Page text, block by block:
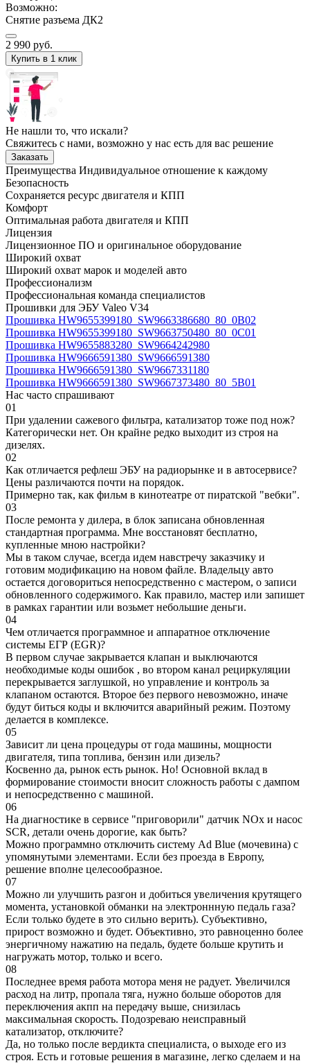
Возможно:
Снятие разъема ДК2
2 990 руб.
Купить в 1 клик
Не нашли то, что искали?
Свяжитесь с нами, возможно у нас есть для вас решение
Заказать
Преимущества Индивидуальное отношение к каждому
Безопасность
Сохраняется ресурс двигателя и КПП
Комфорт
Оптимальная работа двигателя и КПП
Лицензия
Лицензионное ПО и оригинальное оборудование
Широкий охват
Широкий охват марок и моделей авто
Профессионализм
Профессиональная команда специалистов
Прошивки для ЭБУ Valeo V34
Прошивка HW9655399180_SW9663386680_80_0B02
Прошивка HW9655399180_SW9663750480_80_0C01
Прошивка HW9655883280_SW9664242980
Прошивка HW9666591380_SW9666591380
Прошивка HW9666591380_SW9667331180
Прошивка HW9666591380_SW9667373480_80_5B01
Нас часто спрашивают
01
При удалении сажевого фильтра, катализатор тоже под нож?
Категорически нет. Он крайне редко выходит из строя на
дизелях.
02
Как отличается рефлеш ЭБУ на радиорынке и в автосервисе?
Цены различаются почти на порядок.
Примерно так, как фильм в кинотеатре от пиратской "вебки".
03
После ремонта у дилера, в блок записана обновленная
стандартная программа. Мне восстановят бесплатно,
купленные мною настройки?
Мы в таком случае, всегда идем навстречу заказчику и
готовим модификацию на новом файле. Владельцу авто
остается договориться непосредственно с мастером, о записи
обновленного содержимого. Как правило, мастер или запишет
в рамках гарантии или возьмет небольшие деньги.
04
Чем отличается программное и аппаратное отключение
системы ЕГР (EGR)?
В первом случае закрывается клапан и выключаются
необходимые коды ошибок , во втором канал рециркуляции
перекрывается заглушкой, но управление и контроль за
клапаном остаются. Второе без первого невозможно, иначе
будут биться коды и включится аварийный режим. Поэтому
делается в комплексе.
05
Зависит ли цена процедуры от года машины, мощности
двигателя, типа топлива, бензин или дизель?
Косвенно да, рынок есть рынок. Но! Основной вклад в
формирование стоимости вносит сложность работы с дампом
и непосредственно с машиной.
06
На диагностике в сервисе "приговорили" датчик NOx и насос
SCR, детали очень дорогие, как быть?
Можно программно отключить систему Ad Blue (мочевина) с
упомянутыми элементами. Если без проезда в Европу,
решение вполне целесообразное.
07
Можно ли улучшить разгон и добиться увеличения крутящего
момента, установкой обманки на электроннную педаль газа?
Если только будете в это сильно верить). Субъективно,
прирост возможно и будет. Объективно, это равноценно более
энергичному нажатию на педаль, будете больше крутить и
нагружать мотор, только и всего.
08
Последнее время работа мотора меня не радует. Увеличился
расход на литр, пропала тяга, нужно больше оборотов для
переключения акпп на передачу выше, снизилась
максимальная скорость. Подозреваю неисправный
катализатор, отключите?
Да, но только после вердикта специалиста, о выходе его из
строя. Есть и готовые решения в магазине, легко сделаем и на